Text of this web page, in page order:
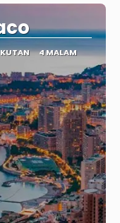
4 MALAM